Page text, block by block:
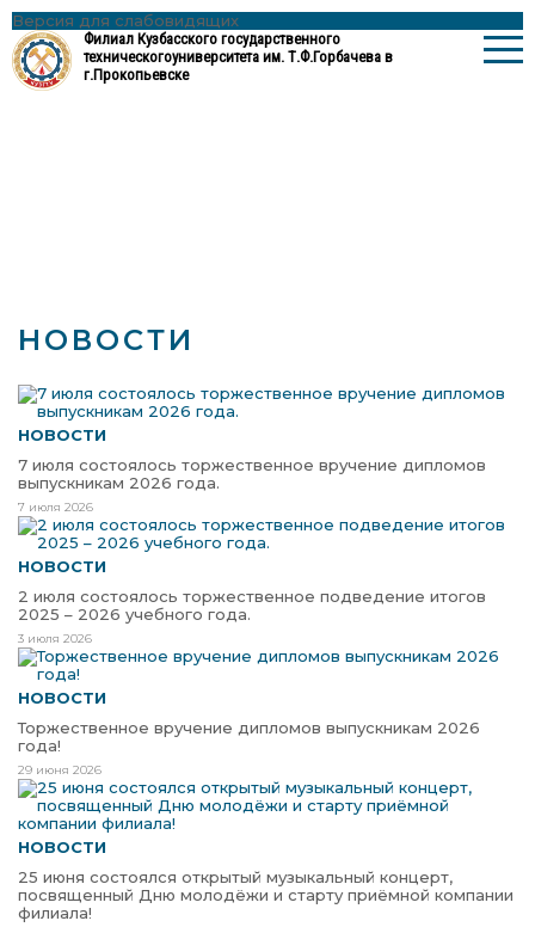
Версия для слабовидящих
Филиал Кузбасского государственного
техническогоуниверситета им. Т.Ф.Горбачева в
г.Прокопьевске
НОВОСТИ
НОВОСТИ
7 июля состоялось торжественное вручение дипломов
выпускникам 2026 года.
7 июля 2026
НОВОСТИ
2 июля состоялось торжественное подведение итогов
2025 – 2026 учебного года.
3 июля 2026
НОВОСТИ
Торжественное вручение дипломов выпускникам 2026
года!
29 июня 2026
НОВОСТИ
25 июня состоялся открытый музыкальный концерт,
посвященный Дню молодёжи и старту приёмной компании
филиала!